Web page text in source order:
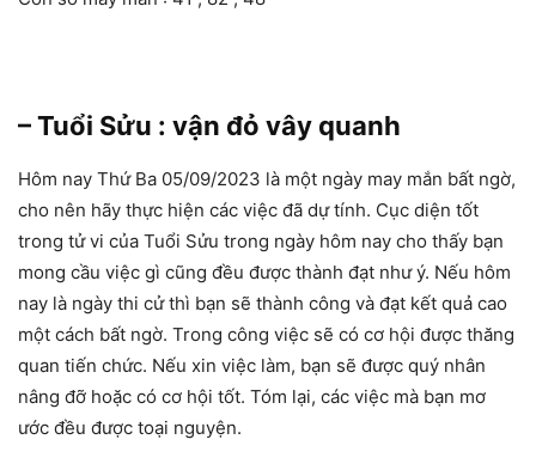
– Tuổi Sửu : vận đỏ vây quanh
Hôm nay Thứ Ba 05/09/2023 là một ngày may mắn bất ngờ,
cho nên hãy thực hiện các việc đã dự tính. Cục diện tốt
trong tử vi của Tuổi Sửu trong ngày hôm nay cho thấy bạn
mong cầu việc gì cũng đều được thành đạt như ý. Nếu hôm
nay là ngày thi cử thì bạn sẽ thành công và đạt kết quả cao
một cách bất ngờ. Trong công việc sẽ có cơ hội được thăng
quan tiến chức. Nếu xin việc làm, bạn sẽ được quý nhân
nâng đỡ hoặc có cơ hội tốt. Tóm lại, các việc mà bạn mơ
ước đều được toại nguyện.